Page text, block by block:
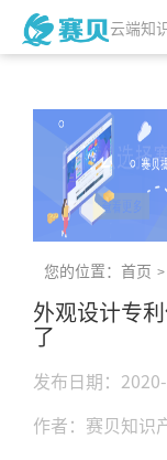
云端知
您的位置： 首页 >
外观设计专
了
发布日期：
作者：赛贝知识